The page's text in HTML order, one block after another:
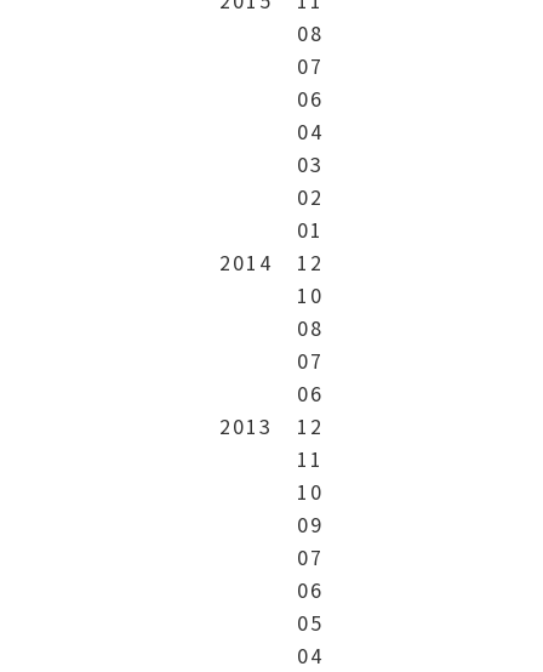
08
07
06
04
03
02
01
2014
12
10
08
07
06
2013
12
11
10
09
07
06
05
04